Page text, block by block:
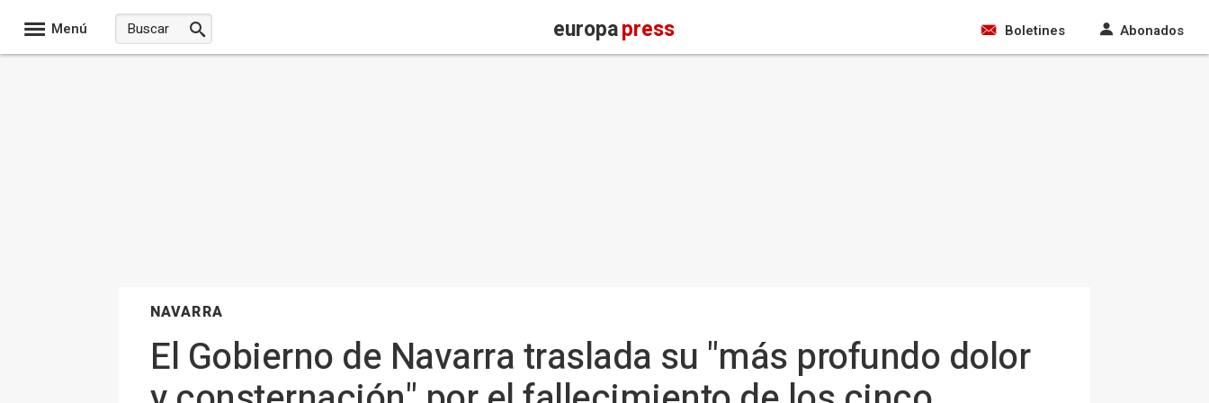
Menú europapress Boletines Abonados
NAVARRA
El Gobierno de Navarra traslada su "más profundo dolor